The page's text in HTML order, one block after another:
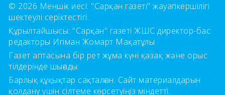
© 2026 Меншік иесі: "Сарқан газеті" жауапкершілігі
шектеулі серіктестігі.
Құрылтайшысы: "Сарқан" газеті ЖШС директор-бас
редакторы Игіман Жомарт Мақатұлы
Газет аптасына бір рет жұма күні қазақ және орыс
тілдерінде шығады.
Барлық құқықтар сақталған. Сайт материалдарын
қолдану үшін сілтеме көрсетуіңіз міндетті.